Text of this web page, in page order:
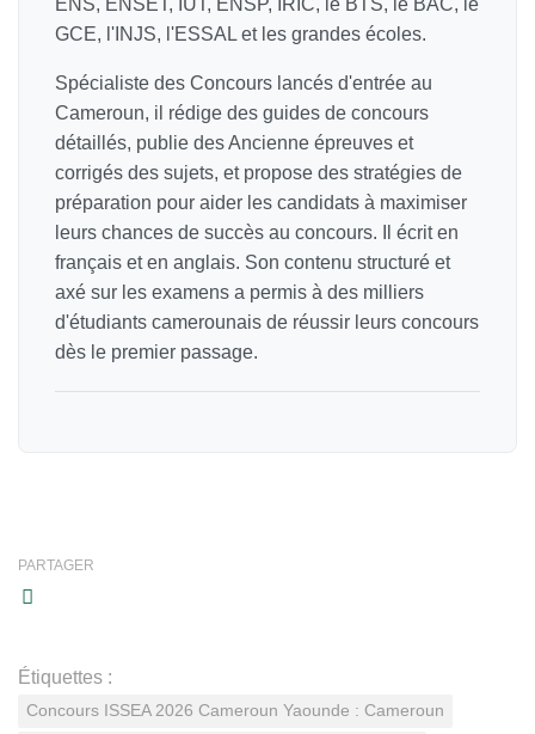
ENS, ENSET, IUT, ENSP, IRIC, le BTS, le BAC, le
GCE, l'INJS, l'ESSAL et les grandes écoles.
Spécialiste des Concours lancés d'entrée au
Cameroun, il rédige des guides de concours
détaillés, publie des Ancienne épreuves et
corrigés des sujets, et propose des stratégies de
préparation pour aider les candidats à maximiser
leurs chances de succès au concours. Il écrit en
français et en anglais. Son contenu structuré et
axé sur les examens a permis à des milliers
d'étudiants camerounais de réussir leurs concours
dès le premier passage.
PARTAGER
Étiquettes :
Concours ISSEA 2026 Cameroun Yaounde : Cameroun